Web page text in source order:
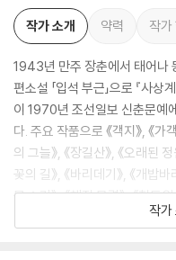
작가 소개 약력 작가
1943년 만주 장춘에서 태어나
편소설 「입석 부근」으로 『사상
이 1970년 조선일보 신춘문예
다. 주요 작품으로 《객지》, 《가
의 그늘》, 《장길산》, 《오래된
꽃의 길》, 《바리데기》, 《개밥바
물 소리》, 《해질 무렵》, 《철도
전쟁의 본질을 총체적으로 다작가